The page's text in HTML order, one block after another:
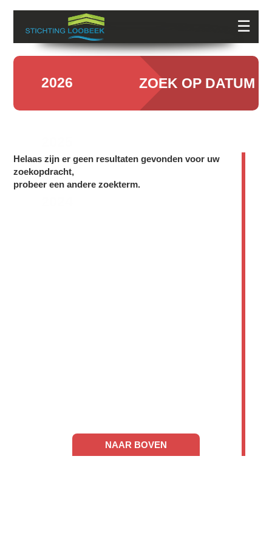
☰
2026 ZOEK OP DATUM
Helaas zijn er geen resultaten gevonden voor uw
zoekopdracht,
probeer een andere zoekterm.
NAAR BOVEN